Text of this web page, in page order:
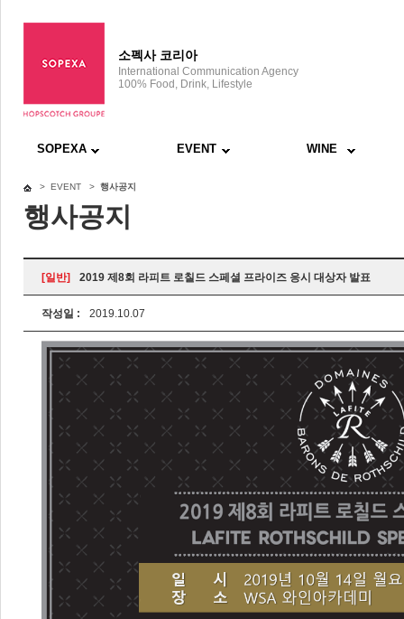
소펙사 코리아
International Communication Agency
100% Food, Drink, Lifestyle
SOPEXA EVENT WINE
> EVENT > 행사공지
행사공지
[일반] 2019 제8회 라피트 로칠드 스페셜 프라이즈 응시 대상자 발표
작성일 : 2019.10.07